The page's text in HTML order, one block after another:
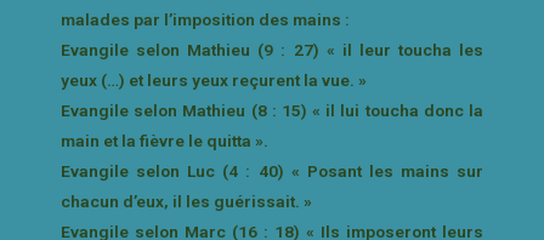
malades par l’imposition des mains :
Evangile selon Mathieu (9 : 27) « il leur toucha les
yeux (…) et leurs yeux reçurent la vue. »
Evangile selon Mathieu (8 : 15) « il lui toucha donc la
main et la fièvre le quitta ».
Evangile selon Luc (4 : 40) « Posant les mains sur
chacun d’eux, il les guérissait. »
Evangile selon Marc (16 : 18) « Ils imposeront leurs